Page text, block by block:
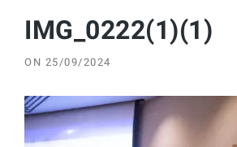
IMG_0222(1)(1)
ON 25/09/2024